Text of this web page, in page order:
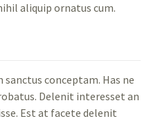
aliquip ornatus cum.
sanctus conceptam. Has ne
Delenit interesset an
Est at facete delenit